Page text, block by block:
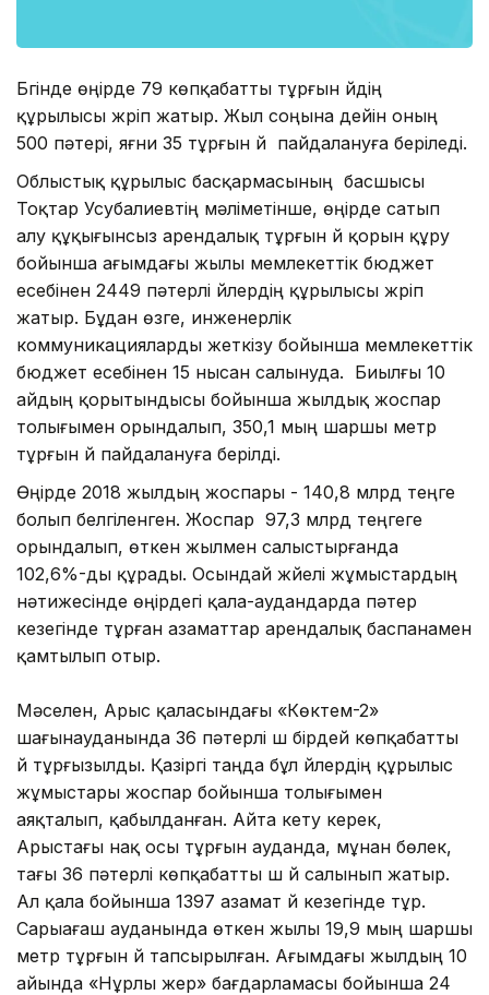
Бүгінде өңірде 79 көпқабатты тұрғын үйдің
құрылысы жүріп жатыр. Жыл соңына дейін оның
500 пәтері, яғни 35 тұрғын үй пайдалануға беріледі.
Облыстық құрылыс басқармасының басшысы
Тоқтар Усубалиевтің мәліметінше, өңірде сатып
алу құқығынсыз арендалық тұрғын үй қорын құру
бойынша ағымдағы жылы мемлекеттік бюджет
есебінен 2449 пәтерлі үйлердің құрылысы жүріп
жатыр. Бұдан өзге, инженерлік
коммуникацияларды жеткізу бойынша мемлекеттік
бюджет есебінен 15 нысан салынуда. Биылғы 10
айдың қорытындысы бойынша жылдық жоспар
толығымен орындалып, 350,1 мың шаршы метр
тұрғын үй пайдалануға берілді.
Өңірде 2018 жылдың жоспары - 140,8 млрд теңге
болып белгіленген. Жоспар 97,3 млрд теңгеге
орындалып, өткен жылмен салыстырғанда
102,6%-ды құрады. Осындай жүйелі жұмыстардың
нәтижесінде өңірдегі қала-аудандарда пәтер
кезегінде тұрған азаматтар арендалық баспанамен
қамтылып отыр.
Мәселен, Арыс қаласындағы «Көктем-2»
шағынауданында 36 пәтерлі үш бірдей көпқабатты
үй тұрғызылды. Қазіргі таңда бұл үйлердің құрылыс
жұмыстары жоспар бойынша толығымен
аяқталып, қабылданған. Айта кету керек,
Арыстағы нақ осы тұрғын ауданда, мұнан бөлек,
тағы 36 пәтерлі көпқабатты үш үй салынып жатыр.
Ал қала бойынша 1397 азамат үй кезегінде тұр.
Сарыағаш ауданында өткен жылы 19,9 мың шаршы
метр тұрғын үй тапсырылған. Ағымдағы жылдың 10
айында «Нұрлы жер» бағдарламасы бойынша 24